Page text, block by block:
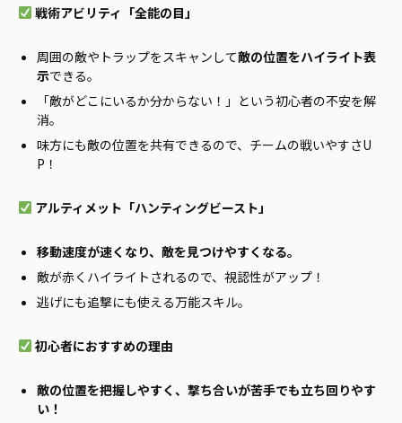
戦術アビリティ「全能の目」
周囲の敵やトラップをスキャンして敵の位置をハイライト表
示できる。
「敵がどこにいるか分からない！」という初心者の不安を解
消。
味方にも敵の位置を共有できるので、チームの戦いやすさU
P！
アルティメット「ハンティングビースト」
移動速度が速くなり、敵を見つけやすくなる。
敵が赤くハイライトされるので、視認性がアップ！
逃げにも追撃にも使える万能スキル。
初心者におすすめの理由
敵の位置を把握しやすく、撃ち合いが苦手でも立ち回りやす
い！